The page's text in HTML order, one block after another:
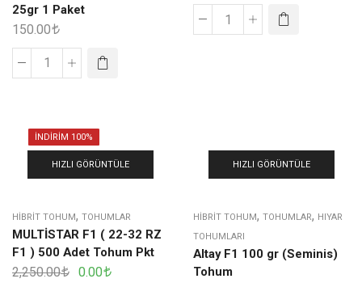
25gr 1 Paket
150.00
İNDIRIM 100%
HIZLI GÖRÜNTÜLE
HIBRIT TOHUM, TOHUMLAR
MULTİSTAR F1 ( 22-32 RZ
F1 ) 500 Adet Tohum Pkt
2,250.00 0.00
HIZLI GÖRÜNTÜLE
HIBRIT TOHUM, TOHUMLAR, HIYAR
TOHUMLARI
Altay F1 100 gr (Seminis)
Tohum